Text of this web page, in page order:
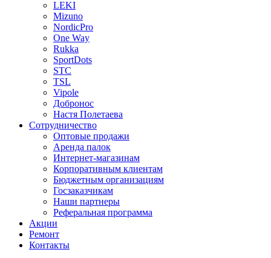
LEKI
Mizuno
NordicPro
One Way
Rukka
SportDots
STC
TSL
Vipole
Добронос
Настя Полетаева
Сотрудничество
Оптовые продажи
Аренда палок
Интернет-магазинам
Корпоративным клиентам
Бюджетным организациям
Госзаказчикам
Наши партнеры
Реферальная программа
Акции
Ремонт
Контакты